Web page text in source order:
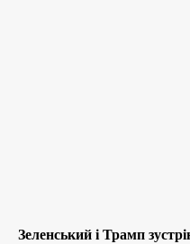
Зеленський і Трамп